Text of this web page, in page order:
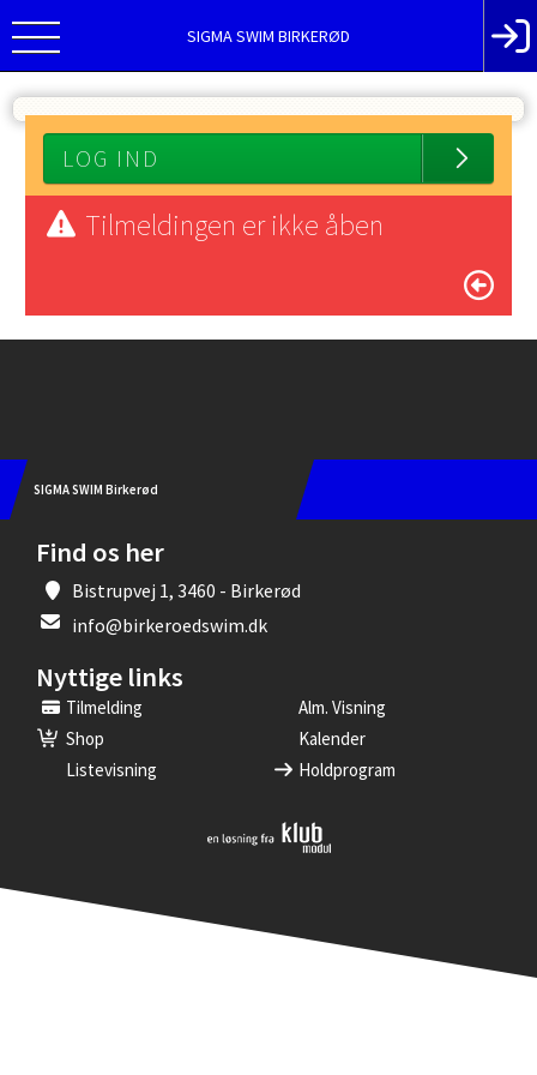
SIGMA SWIM BIRKERØD
LOG IND
Tilmeldingen er ikke åben
SIGMA SWIM Birkerød
Find os her
Bistrupvej 1, 3460 - Birkerød
info@birkeroedswim.dk
Nyttige links
Tilmelding
Alm. Visning
Shop
Kalender
Listevisning
Holdprogram